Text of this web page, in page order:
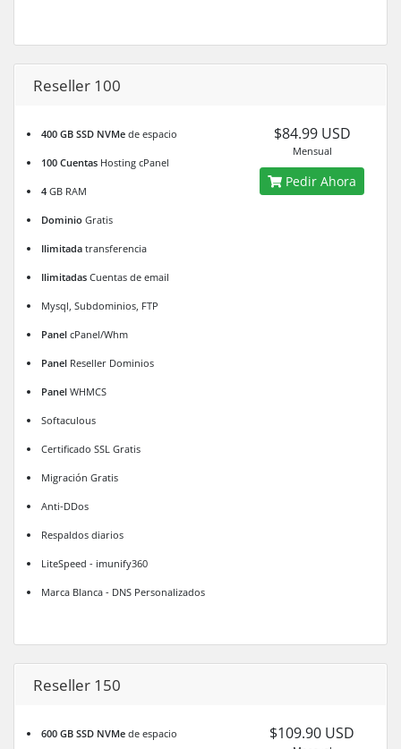
Reseller 100
400 GB SSD NVMe de espacio
100 Cuentas Hosting cPanel
4 GB RAM
Dominio Gratis
Ilimitada transferencia
IlimitadasCuentas de email
Mysql, Subdominios, FTP
PanelcPanel/Whm
Panel Reseller Dominios
PanelWHMCS
Softaculous
Certificado SSL Gratis
Migración Gratis
Anti-DDos
Respaldos diarios
LiteSpeed - imunify360
Marca Blanca - DNS Personalizados
$84.99 USD
Mensual
Pedir Ahora
Reseller 150
600 GB SSD NVMe de espacio $109.90 USD